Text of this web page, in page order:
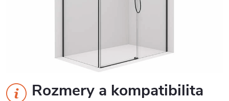
Rozmery a kompatibilita